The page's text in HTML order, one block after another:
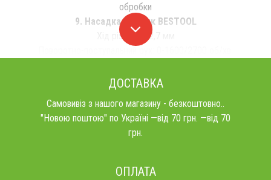
обробки
9. Насадка Лобзик BESTOOL
Хід різання: 12,7 мм
ДОСТАВКА
Самовивіз з нашого магазину - безкоштовно..
"Новою поштою" по Україні —від 70 грн. —від 70
грн.
ОПЛАТА